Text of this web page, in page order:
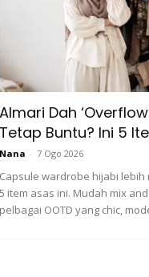
Almari Dah
Tetap Buntu? Ini 5
Nana - 7 Ogo 2026
Capsule wardrobe hijabi
5 item asas ini. Mudah mix
pelbagai OOTD yang chic,